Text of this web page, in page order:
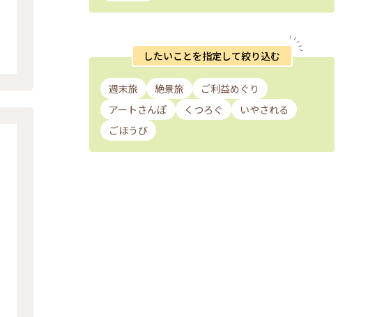
したいことを指定して絞り込む
週末旅 絶景旅
ご利益めぐり
アートさんぽ
くつろぐ
いやされる
ごほうび